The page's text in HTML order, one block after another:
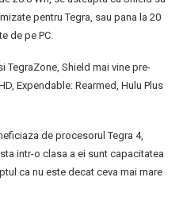
pentru Tegra, sau pana la 20
de pe PC.
TegraZone, Shield mai vine pre-
Expendable: Rearmed, Hulu Plus
de procesorul Tegra 4,
intr-o clasa a ei sunt capacitatea
ca nu este decat ceva mai mare